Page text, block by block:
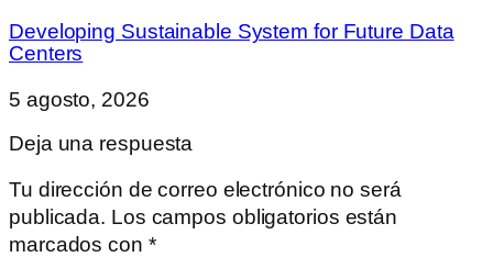
Developing Sustainable System for Future Data
Centers
5 agosto, 2026
Deja una respuesta
Tu dirección de correo electrónico no será
publicada. Los campos obligatorios están
marcados con *